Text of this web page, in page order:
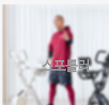
스포틀러